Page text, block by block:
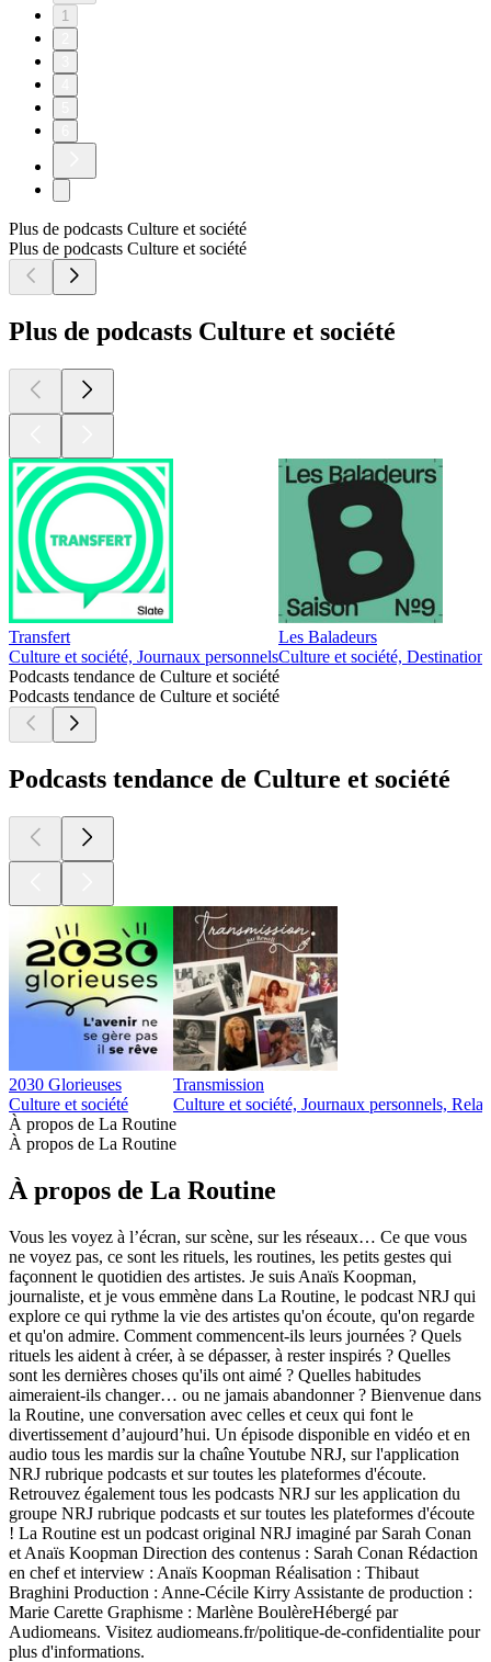
1
Plus de podcasts Culture et société
Plus de podcasts Culture et société
Plus de podcasts Culture et société
Transfert
Culture et société, Journaux personnels
Les Baladeurs
Culture et société,
Podcasts tendance de Culture et société
Podcasts tendance de Culture et société
Podcasts tendance de Culture et société
2030 Glorieuses
Culture et société
Transmission
Culture et société, Journaux personnels,
À propos de La Routine
À propos de La Routine
À propos de La Routine
Vous les voyez à l’écran, sur scène, sur les réseaux… Ce que vous
ne voyez pas, ce sont les rituels, les routines, les petits gestes qui
façonnent le quotidien des artistes. Je suis Anaïs Koopman,
journaliste, et je vous emmène dans La Routine, le podcast NRJ qui
explore ce qui rythme la vie des artistes qu'on écoute, qu'on regarde
et qu'on admire. Comment commencent-ils leurs journées ? Quels
rituels les aident à créer, à se dépasser, à rester inspirés ? Quelles
sont les dernières choses qu'ils ont aimé ? Quelles habitudes
aimeraient-ils changer… ou ne jamais abandonner ? Bienvenue dans
la Routine, une conversation avec celles et ceux qui font le
divertissement d’aujourd’hui. Un épisode disponible en vidéo et en
audio tous les mardis sur la chaîne Youtube NRJ, sur l'application
NRJ rubrique podcasts et sur toutes les plateformes d'écoute.
Retrouvez également tous les podcasts NRJ sur les application du
groupe NRJ rubrique podcasts et sur toutes les plateformes d'écoute
! La Routine est un podcast original NRJ imaginé par Sarah Conan
et Anaïs Koopman Direction des contenus : Sarah Conan Rédaction
en chef et interview : Anaïs Koopman Réalisation : Thibaut
Braghini Production : Anne-Cécile Kirry Assistante de production :
Marie Carette Graphisme : Marlène BoulèreHébergé par
Audiomeans. Visitez audiomeans.fr/politique-de-confidentialite pour
plus d'informations.